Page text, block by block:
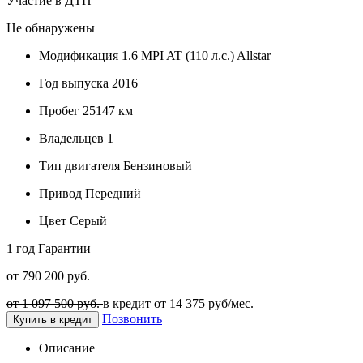
Не обнаружены
Модификация 1.6 MPI AT (110 л.с.) Allstar
Год выпуска 2016
Пробег 25147 км
Владельцев 1
Тип двигателя Бензиновый
Привод Передний
Цвет Серый
1 год Гарантии
от 790 200 руб.
от 1 097 500 руб.в кредит от 14 375 руб/мес.
Купить в кредит Позвонить
Описание